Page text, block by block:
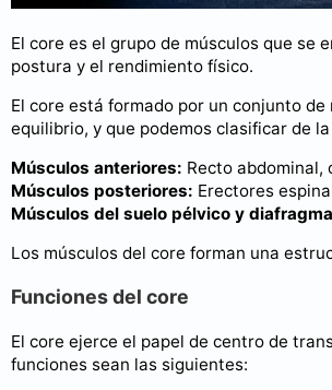
El core es el grupo de músculos que se
postura y el rendimiento físico.
El core está formado por un conjunto
equilibrio, y que podemos clasificar de
Músculos anteriores: Recto abdominal,
Músculos posteriores: Erectores
Músculos del suelo pélvico y
Los músculos del core forman una
Funciones del core
El core ejerce el papel de centro de
funciones sean las siguientes: